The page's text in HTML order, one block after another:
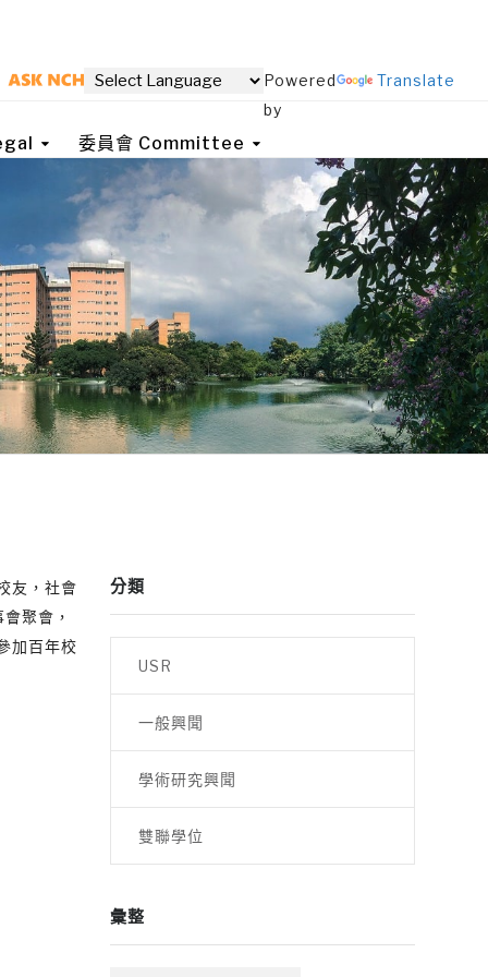
Powered
by
Translate
委員會 Committee
友，社會
聚會，
加百年校
分類
USR
一般興聞
學術研究興聞
雙聯學位
彙整